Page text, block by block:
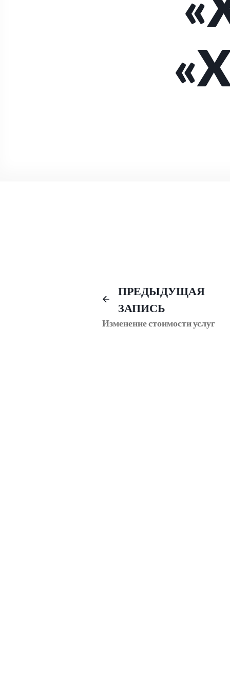
Навигация
по
ПРЕДЫДУЩАЯ
ЗАПИСЬ
Изменение стоимости услуг